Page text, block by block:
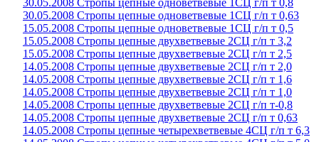
30.05.2008 Стропы цепные одноветвевые 1СЦ г/п т 0,8
30.05.2008 Стропы цепные одноветвевые 1СЦ г/п т 0,63
15.05.2008 Стропы цепные одноветвевые 1СЦ г/п т 0,5
15.05.2008 Стропы цепные двухветвевые 2СЦ г/п т 3,2
15.05.2008 Стропы цепные двухветвевые 2СЦ г/п т 2,5
14.05.2008 Стропы цепные двухветвевые 2СЦ г/п т 2,0
14.05.2008 Стропы цепные двухветвевые 2СЦ г/п т 1,6
14.05.2008 Стропы цепные двухветвевые 2СЦ г/п т 1,0
14.05.2008 Стропы цепные двухветвевые 2СЦ г/п т-0,8
14.05.2008 Стропы цепные двухветвевые 2СЦ г/п т 0,63
14.05.2008 Стропы цепные четырехветвевые 4СЦ г/п т 6,3